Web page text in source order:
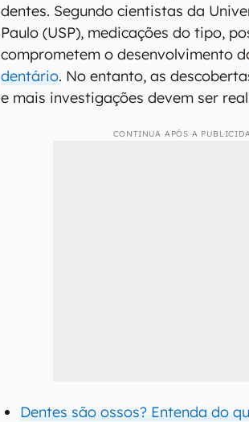
dentes. Segundo cientistas da
Paulo (USP), medicações do tipo,
comprometem o desenvolvimento
dentário. No entanto, as
e mais investigações devem ser
CONTINUA APÓS A
Dentes são ossos? Entenda do